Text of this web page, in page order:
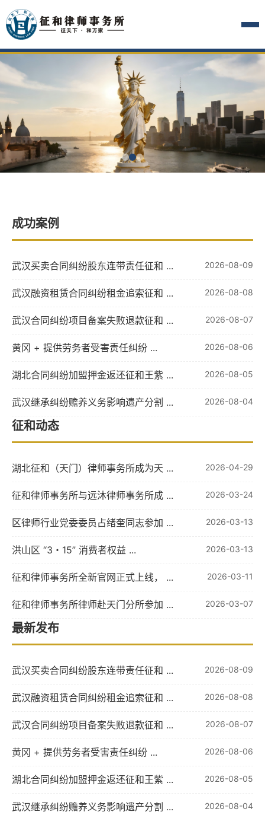
成功案例
武汉买卖合同纠纷股东连带责任征和 ... 2026-08-09
武汉融资租赁合同纠纷租金追索征和 ... 2026-08-08
武汉合同纠纷项目备案失败退款征和 ... 2026-08-07
黄冈 + 提供劳务者受害责任纠纷 ... 2026-08-06
湖北合同纠纷加盟押金返还征和王紫 ... 2026-08-05
武汉继承纠纷赡养义务影响遗产分割 ... 2026-08-04
征和动态
湖北征和（天门）律师事务所成为天 ... 2026-04-29
征和律师事务所与远沐律师事务所成 ... 2026-03-24
区律师行业党委委员占绪奎同志参加 ... 2026-03-13
洪山区 “3・15” 消费者权益 ... 2026-03-13
征和律师事务所全新官网正式上线， ... 2026-03-11
征和律师事务所律师赴天门分所参加 ... 2026-03-07
最新发布
武汉买卖合同纠纷股东连带责任征和 ... 2026-08-09
武汉融资租赁合同纠纷租金追索征和 ... 2026-08-08
武汉合同纠纷项目备案失败退款征和 ... 2026-08-07
黄冈 + 提供劳务者受害责任纠纷 ... 2026-08-06
湖北合同纠纷加盟押金返还征和王紫 ... 2026-08-05
武汉继承纠纷赡养义务影响遗产分割 ... 2026-08-04